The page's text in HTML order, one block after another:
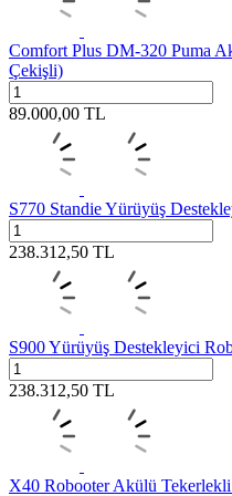
Comfort Plus DM-320 Puma
Çekişli)
89.000,00 TL
S770 Standie Yürüyüş
238.312,50 TL
S900 Yürüyüş Destekleyici
238.312,50 TL
X40 Robooter Akülü